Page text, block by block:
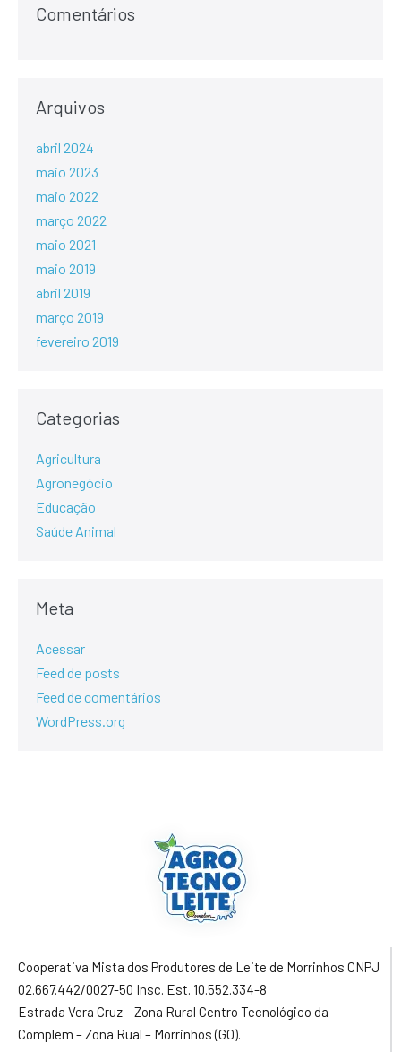
Comentários
Arquivos
abril 2024
maio 2023
maio 2022
março 2022
maio 2021
maio 2019
abril 2019
março 2019
fevereiro 2019
Categorias
Agricultura
Agronegócio
Educação
Saúde Animal
Meta
Acessar
Feed de posts
Feed de comentários
WordPress.org
Cooperativa Mista dos Produtores de Leite de Morrinhos CNPJ
02.667.442/0027-50 Insc. Est. 10.552.334-8
Estrada Vera Cruz – Zona Rural Centro Tecnológico da
Complem – Zona Rual – Morrinhos (GO).